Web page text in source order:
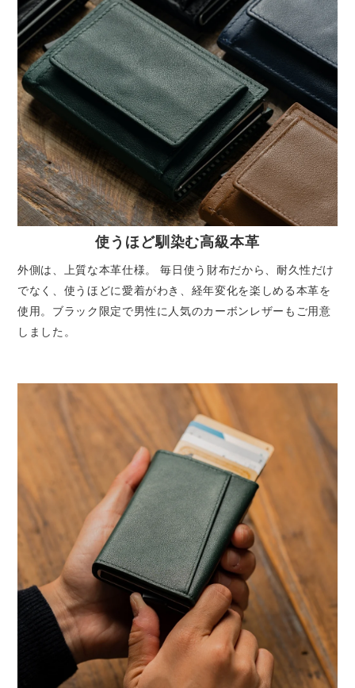
使うほど馴染む高級本革
外側は、上質な本革仕様。 毎日使う財布だから、耐久性だけ
でなく、使うほどに愛着がわき、経年変化を楽しめる本革を
使用。ブラック限定で男性に人気のカーボンレザーもご用意
しました。